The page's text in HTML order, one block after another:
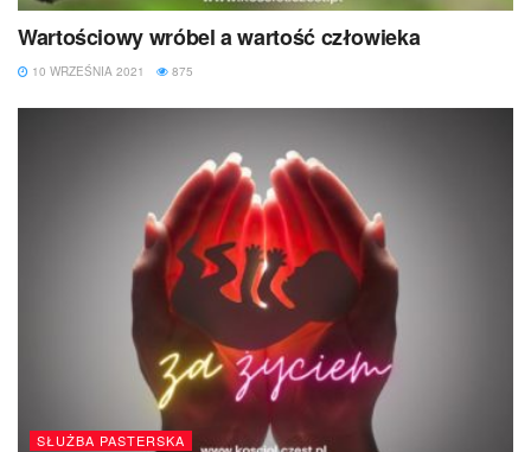
Wartościowy wróbel a wartość człowieka
10 WRZEŚNIA 2021 875
SŁUŻBA PASTERSKA